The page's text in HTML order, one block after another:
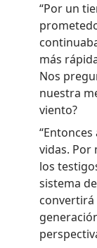
“Por un
más
Nos
nuestra
viento?
vidas. Por
los
sistema
convertirá